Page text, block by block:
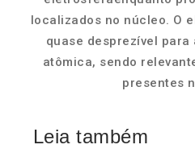
localizados no núcleo. O
quase desprezível para
atômica, sendo
presentes
Leia também